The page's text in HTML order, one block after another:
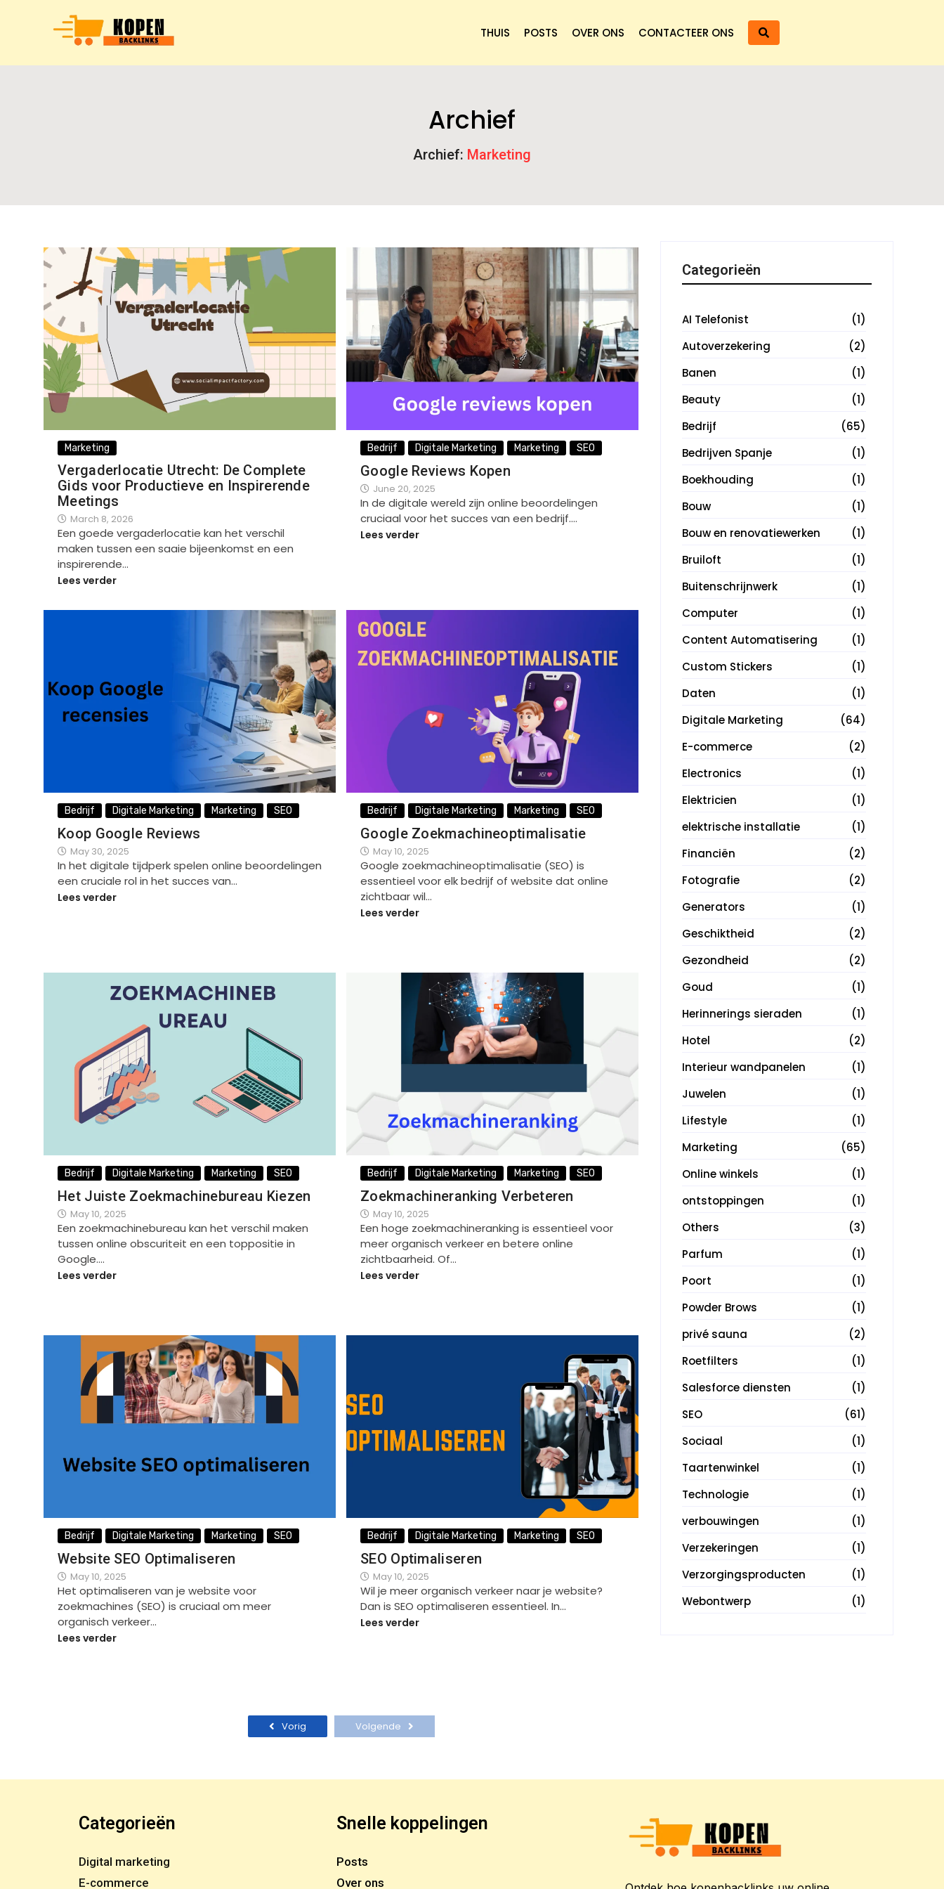
THUIS POSTS OVER ONS CONTACTEER ONS
Archief
Archief: Marketing
Marketing
Vergaderlocatie Utrecht: De Complete
Gids voor Productieve en Inspirerende
Meetings
March 8, 2026
Een goede vergaderlocatie kan het verschil
maken tussen een saaie bijeenkomst en een
inspirerende…
Lees verder
Bedrijf Digitale Marketing Marketing SEO
Google Reviews Kopen
June 20, 2025
In de digitale wereld zijn online beoordelingen
cruciaal voor het succes van een bedrijf.…
Lees verder
Bedrijf Digitale Marketing Marketing SEO
Koop Google Reviews
May 30, 2025
In het digitale tijdperk spelen online beoordelingen
een cruciale rol in het succes van…
Lees verder
Bedrijf Digitale Marketing Marketing SEO
Google Zoekmachineoptimalisatie
May 10, 2025
Google zoekmachineoptimalisatie (SEO) is
essentieel voor elk bedrijf of website dat online
zichtbaar wil…
Lees verder
Bedrijf Digitale Marketing Marketing SEO
Het Juiste Zoekmachinebureau Kiezen
May 10, 2025
Een zoekmachinebureau kan het verschil maken
tussen online obscuriteit en een toppositie in
Google.…
Lees verder
Bedrijf Digitale Marketing Marketing SEO
Zoekmachineranking Verbeteren
May 10, 2025
Een hoge zoekmachineranking is essentieel voor
meer organisch verkeer en betere online
zichtbaarheid. Of…
Lees verder
Bedrijf Digitale Marketing Marketing SEO
Website SEO Optimaliseren
May 10, 2025
Het optimaliseren van je website voor
zoekmachines (SEO) is cruciaal om meer
organisch verkeer…
Lees verder
Bedrijf Digitale Marketing Marketing SEO
SEO Optimaliseren
May 10, 2025
Wil je meer organisch verkeer naar je website?
Dan is SEO optimaliseren essentieel. In…
Lees verder
Vorig Volgende
Categorieën
AI Telefonist
(1)
Autoverzekering
(2)
Banen
(1)
Beauty
(1)
Bedrijf
(65)
Bedrijven Spanje
(1)
Boekhouding
(1)
Bouw
(1)
Bouw en renovatiewerken
(1)
Bruiloft
(1)
Buitenschrijnwerk
(1)
Computer
(1)
Content Automatisering
(1)
Custom Stickers
(1)
Daten
(1)
Digitale Marketing
(64)
E-commerce
(2)
Electronics
(1)
Elektricien
(1)
elektrische installatie
(1)
Financiën
(2)
Fotografie
(2)
Generators
(1)
Geschiktheid
(2)
Gezondheid
(2)
Goud
(1)
Herinnerings sieraden
(1)
Hotel
(2)
Interieur wandpanelen
(1)
Juwelen
(1)
Lifestyle
(1)
Marketing
(65)
Online winkels
(1)
ontstoppingen
(1)
Others
(3)
Parfum
(1)
Poort
(1)
Powder Brows
(1)
privé sauna
(2)
Roetfilters
(1)
Salesforce diensten
(1)
SEO
(61)
Sociaal
(1)
Taartenwinkel
(1)
Technologie
(1)
verbouwingen
(1)
Verzekeringen
(1)
Verzorgingsproducten
(1)
Webontwerp
(1)
Categorieën
Digital marketing
E-commerce
Snelle koppelingen
Posts
Over ons